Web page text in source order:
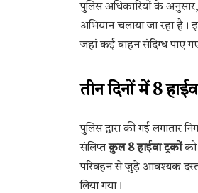
पुलिस अधिकारियों के
अभियान चलाया जा रहा है।
जहां कई वाहन संदिग्ध पाए
तीन दिनों में 8
पुलिस द्वारा की गई लगातार
संलिप्तकुल 8 हाईवा ट्रकोंको
परिवहन से जुड़े आवश्यक
लिया गया।